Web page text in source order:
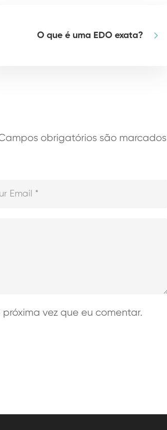
O que é uma EDO exata?
obrigatórios são marcados
vez que eu comentar.